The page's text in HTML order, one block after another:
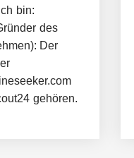
bin:
des
Der
gehören.